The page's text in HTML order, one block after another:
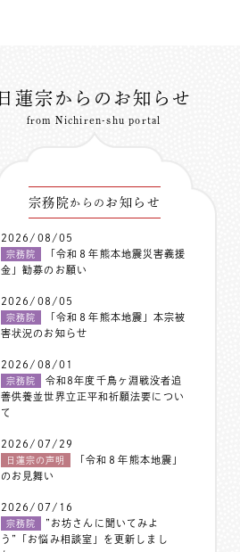
日蓮宗からのお知らせ
from Nichiren-shu portal
宗務院からの お知らせ
2026/08/05
宗務院
「令和８年熊本地震災害義援
金」勧募のお願い
2026/08/05
宗務院
「令和８年熊本地震」本宗被
害状況のお知らせ
2026/08/01
宗務院
令和8年度千鳥ヶ淵戦没者追
善供養並世界立正平和祈願法要につい
て
2026/07/29
日蓮宗の声明
「令和８年熊本地震」
のお見舞い
2026/07/16
宗務院
”お坊さんに聞いてみよ
う”「お悩み相談室」を更新しまし